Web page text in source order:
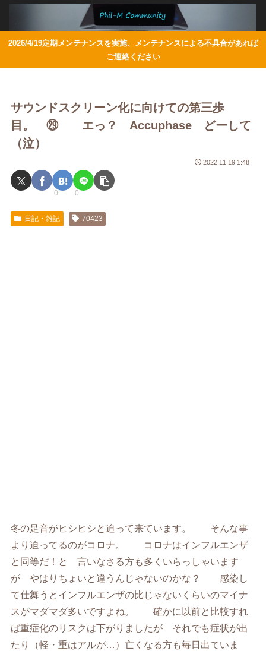
2026/4/19定期メンテナンスを実施、メンテナンスによる不具合があれば
ご連絡ください
サウンドスクリーン化に向けての第三歩
目。 ㉙ エっ？ Accuphase どーして
（泣）
2022.11.19 1:48
0 0
日記・雑記 70423
冬の足音がヒシヒシと迫って来ています。 そんな事
より迫ってるのがコロナ。 コロナはインフルエンザ
と同等だ！と 言いなさる方も多くいらっしゃいます
が やはりちょいと違うんじゃないのかな？ 感染し
て仕舞うとインフルエンザの比じゃないくらいのマイナ
スがマダマダ多いですよね。 確かに以前と比較すれ
ば重症化のリスクは下がりましたが それでも症状が出
たり（軽・重はアルが…）亡くなる方も毎日出ていま